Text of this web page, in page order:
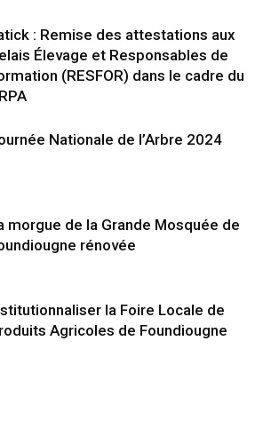
: Remise des attestations aux
Élevage et Responsables de
(RESFOR) dans le cadre du
Nationale de l’Arbre 2024
morgue de la Grande Mosquée de
rénovée
la Foire Locale de
Agricoles de Foundiougne